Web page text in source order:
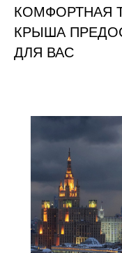
КОМФОРТНАЯ
КРЫША
ДЛЯ ВАС